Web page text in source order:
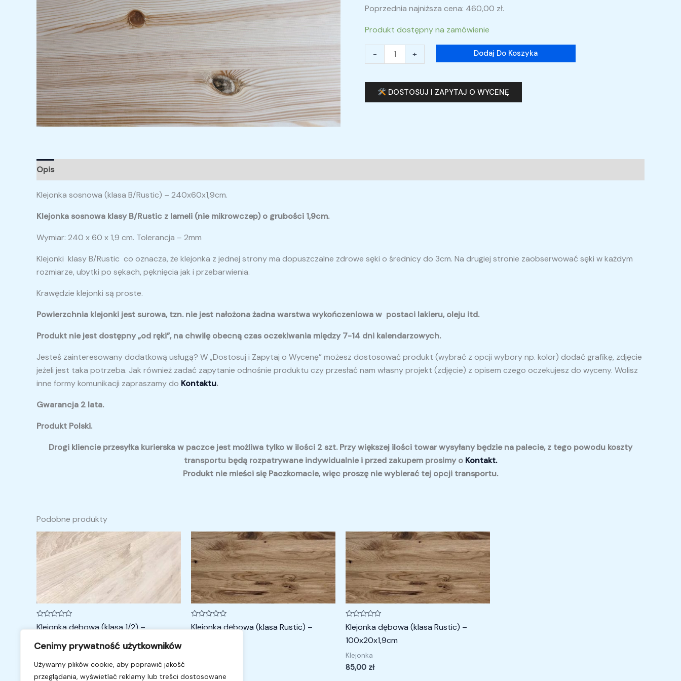
Cenimy prywatność użytkowników
Używamy plików cookie, aby poprawić jakość
przeglądania, wyświetlać reklamy lub treści dostosowane
Poprzednia najniższa cena: 460,00 zł.
Produkt dostępny na zamówienie
- + Dodaj Do Koszyka
DOSTOSUJ I ZAPYTAJ O WYCENĘ
Opis
Klejonka sosnowa (klasa B/Rustic) – 240x60x1,9cm.
Klejonka sosnowa klasy B/Rustic z lameli (nie mikrowczep) o grubości 1,9cm.
Wymiar: 240 x 60 x 1,9 cm. Tolerancja – 2mm
Klejonki klasy B/Rustic co oznacza, że klejonka z jednej strony ma dopuszczalne zdrowe sęki o średnicy do 3cm. Na drugiej stronie zaobserwować sęki w każdym
rozmiarze, ubytki po sękach, pęknięcia jak i przebarwienia.
Krawędzie klejonki są proste.
Powierzchnia klejonki jest surowa, tzn. nie jest nałożona żadna warstwa wykończeniowa w postaci lakieru, oleju itd.
Produkt nie jest dostępny „od ręki”, na chwilę obecną czas oczekiwania między 7-14 dni kalendarzowych.
Jesteś zainteresowany dodatkową usługą? W „Dostosuj i Zapytaj o Wycenę” możesz dostosować produkt (wybrać z opcji wybory np. kolor) dodać grafikę, zdjęcie
jeżeli jest taka potrzeba. Jak również zadać zapytanie odnośnie produktu czy przesłać nam własny projekt (zdjęcie) z opisem czego oczekujesz do wyceny. Wolisz
inne formy komunikacji zapraszamy do Kontaktu.
Gwarancja 2 lata.
Produkt Polski.
Drogi kliencie przesyłka kurierska w paczce jest możliwa tylko w ilości 2 szt. Przy większej ilości towar wysyłany będzie na palecie, z tego powodu koszty
transportu będą rozpatrywane indywidualnie i przed zakupem prosimy o Kontakt.
Produkt nie mieści się Paczkomacie, więc proszę nie wybierać tej opcji transportu.
Podobne produkty
Oceniono
0
5
Klejonka dębowa (klasa 1/2) –
180x60x4cm
1 050,00zł
Oceniono
0
Klejonka dębowa (klasa Rustic) –
Oceniono
0
na
5
Klejonka dębowa (klasa Rustic) –
100x20x1,9cm
Klejonka
85,00 zł